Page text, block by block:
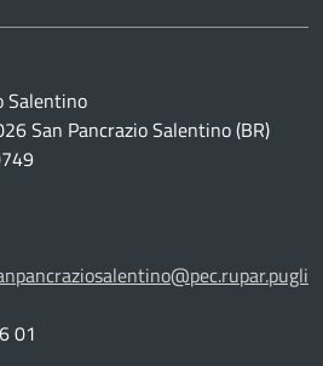
Salentino
San Pancrazio Salentino (BR)
01